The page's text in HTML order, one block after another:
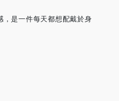
，是一件每天都想配戴於身